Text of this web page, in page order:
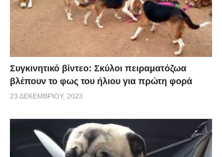
Συγκινητικό βίντεο: Σκύλοι πειραματόζωα
βλέπουν το φως του ήλιου για πρώτη φορά
23 ΔΕΚΕΜΒΡΊΟΥ, 2023